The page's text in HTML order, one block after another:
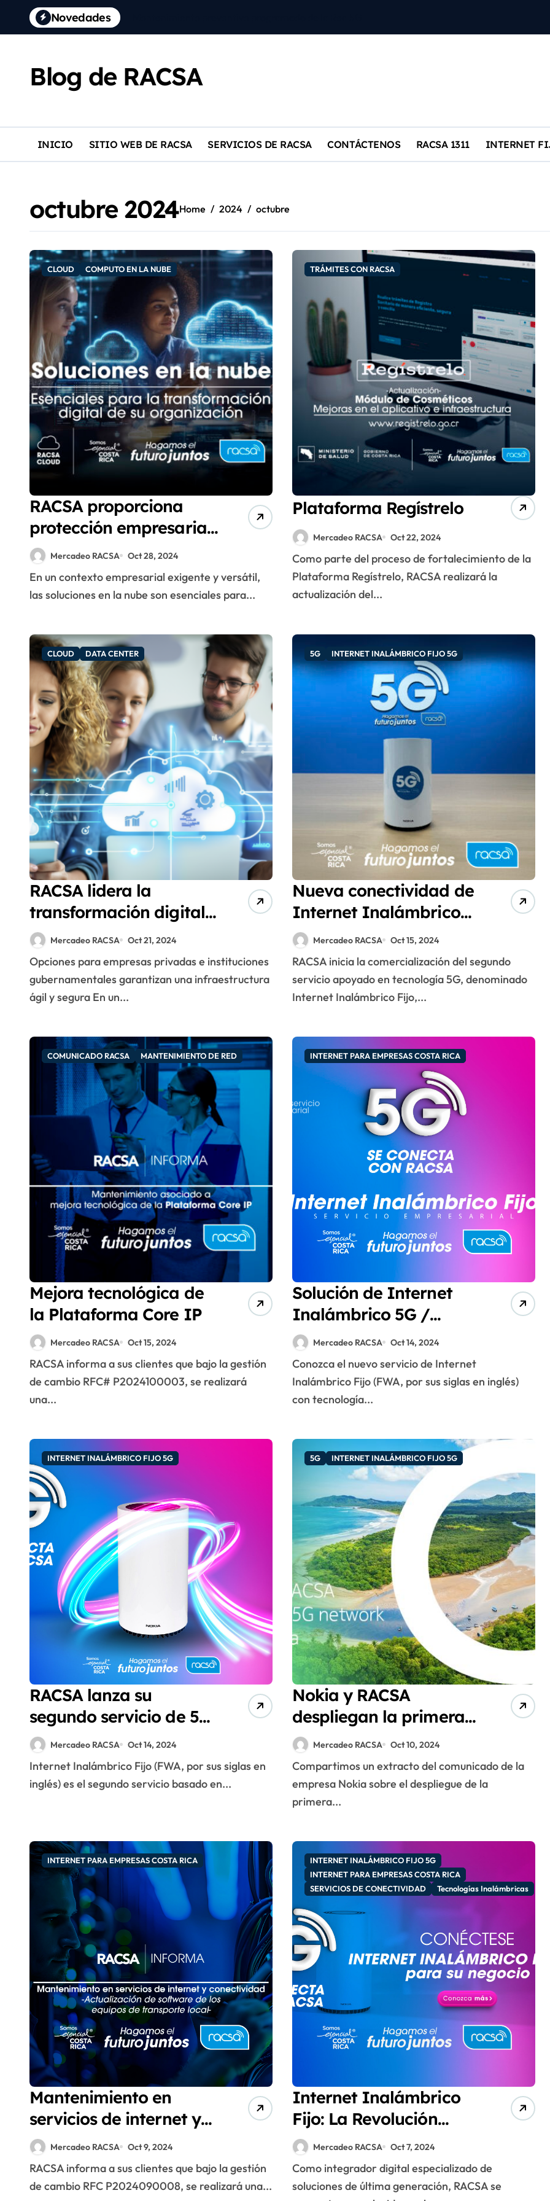
content
content
Novedades
RACSA traza ruta medible hacia la Carbono Neutralidad
Blog de RACSA
INICIO SITIO WEB DE RACSA SERVICIOS DE RACSA CONTÁCTENOS RACSA 1311 INTERNET
octubre 2024Home 2024 octubre
CLOUD COMPUTO EN LA NUBE
RACSA proporciona
protección empresarial,
economía y respaldo
para soluciones en la
nube.
Mercadeo RACSA Oct 28, 2024
En un contexto empresarial exigente y versátil,
las soluciones en la nube son esenciales para...
TRÁMITES CON RACSA
Plataforma Regístrelo
Mercadeo RACSA Oct 22, 2024
Como parte del proceso de fortalecimiento de la
Plataforma Regístrelo, RACSA realizará la
actualización del...
CLOUD DATA CENTER
RACSA lidera la
transformación digital
empresarial con
soluciones en la nube a
la medida
Mercadeo RACSA Oct 21, 2024
Opciones para empresas privadas e instituciones
gubernamentales garantizan una infraestructura
ágil y segura En un...
5G INTERNET INALÁMBRICO FIJO 5G
Nueva conectividad de
Internet Inalámbrico
Fijo para empresas
Mercadeo RACSA Oct 15, 2024
RACSA inicia la comercialización del segundo
servicio apoyado en tecnología 5G, denominado
Internet Inalámbrico Fijo,...
COMUNICADO RACSA MANTENIMIENTO DE RED
Mejora tecnológica de
la Plataforma Core IP
Mercadeo RACSA Oct 15, 2024
RACSA informa a sus clientes que bajo la gestión
de cambio RFC# P2024100003, se realizará
una...
INTERNET PARA EMPRESAS COSTA RICA
Solución de Internet
Inalámbrico 5G /
FWA5G
Mercadeo RACSA Oct 14, 2024
Conozca el nuevo servicio de Internet
Inalámbrico Fijo (FWA, por sus siglas en inglés)
con tecnología...
INTERNET INALÁMBRICO FIJO 5G
RACSA lanza su
segundo servicio de 5G
con Internet
Inalámbrico Fijo para
empresas
Mercadeo RACSA Oct 14, 2024
Internet Inalámbrico Fijo (FWA, por sus siglas en
inglés) es el segundo servicio basado en...
5G INTERNET INALÁMBRICO FIJO 5G
Nokia y RACSA
despliegan la primera
red 5G en Costa Rica
Mercadeo RACSA Oct 10, 2024
Compartimos un extracto del comunicado de la
empresa Nokia sobre el despliegue de la
primera...
INTERNET PARA EMPRESAS COSTA RICA
Mantenimiento en
servicios de internet y
conectividad
Mercadeo RACSA Oct 9, 2024
RACSA informa a sus clientes que bajo la gestión
de cambio RFC P2024090008, se realizará una...
INTERNET INALÁMBRICO FIJO 5G
INTERNET PARA EMPRESAS COSTA RICA
SERVICIOS DE CONECTIVIDAD
Tecnologías Inalámbricas
Internet Inalámbrico
Fijo: La Revolución
Inalámbrica que
Transformará su
Empresa
Mercadeo RACSA Oct 7, 2024
Como integrador digital especializado de
soluciones de última generación, RACSA se